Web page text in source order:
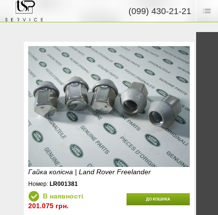
(099) 430-21-21
Гайка колісна | Land Rover Freelander
Номер:LR001381
В наявності
201.075 грн.
ДО КОШИКА